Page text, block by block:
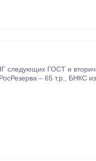
следующих ГОСТ и